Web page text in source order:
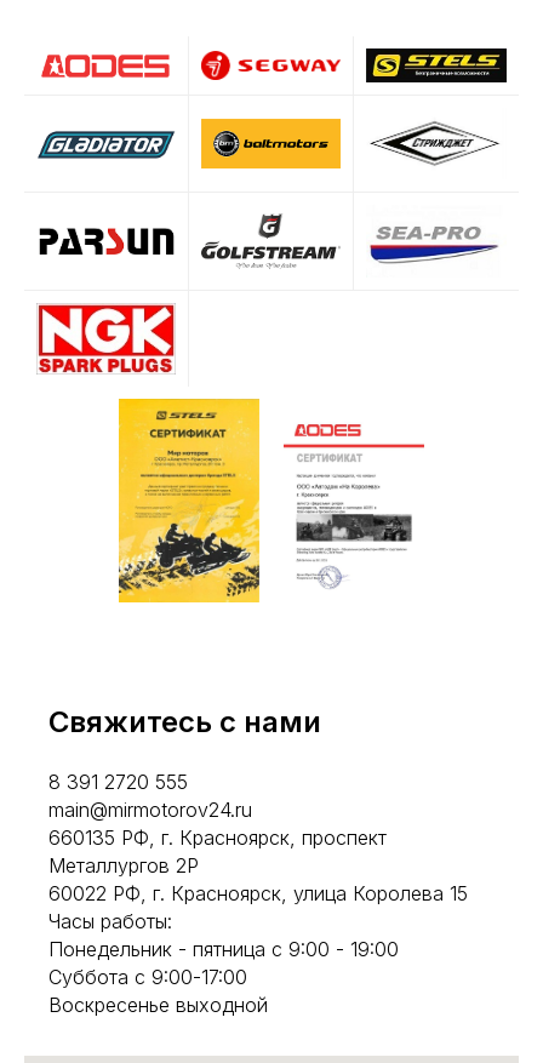
Свяжитесь с нами
8 391 2720 555
main@mirmotorov24.ru
660135 РФ, г. Красноярск, проспект
Металлургов 2Р
60022 РФ, г. Красноярск, улица Королева 15
Часы работы:
Понедельник - пятница с 9:00 - 19:00
Суббота с 9:00-17:00
Воскресенье выходной